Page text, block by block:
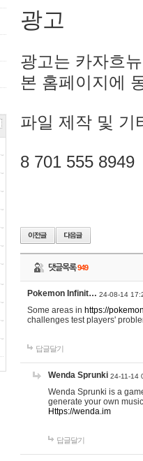
광고
광고는 카자흐
본 홈페이지에
파일 제작 및 기
8 701 555 8949
댓글목록949
Pokemon Infinit… 24-08-14
Some areas in https://
challenges test players'
답글달기
Wenda Sprunki 24-11-14
Wenda Sprunki is a
generate your own
Https://wenda.im
답글달기